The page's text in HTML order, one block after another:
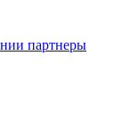
партнеры